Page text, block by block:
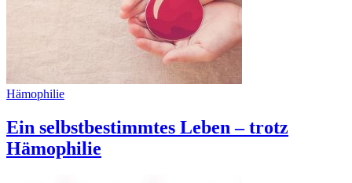
Hämophilie
Ein selbstbestimmtes Leben – trotz
Hämophilie